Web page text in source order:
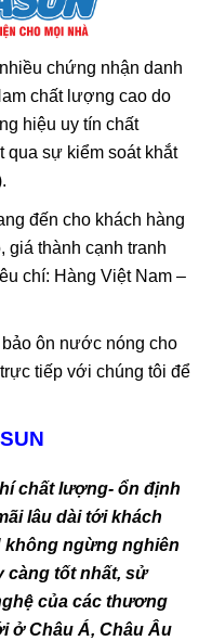
chứng nhận danh
chất lượng cao do
hiệu uy tín chất
sự kiểm soát khắt
đến cho khách hàng
giá thành cạnh tranh
chí: Hàng Việt Nam –
ôn nước nóng cho
tiếp với chúng tôi để
chất lượng- ổn định
lâu dài tới khách
không ngừng nghiên
càng tốt nhất, sử
của các thương
ở Châu Á, Châu Âu